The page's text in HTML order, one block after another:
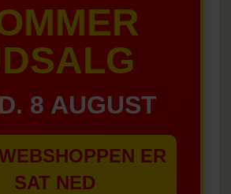
8 AUGUST
ER
SAT NED